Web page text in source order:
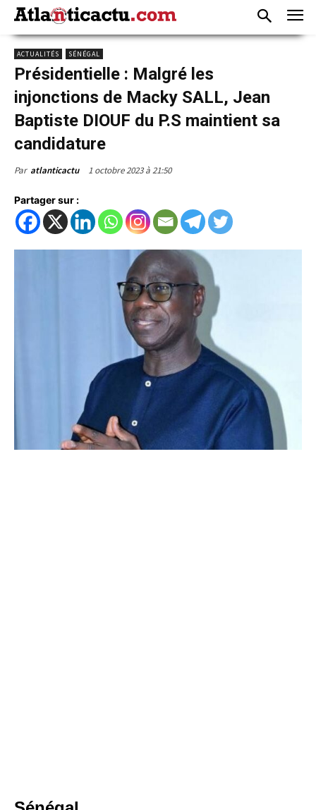
ACTUALITÉS SÉNÉGAL
Présidentielle : Malgré les
injonctions de Macky SALL, Jean
Baptiste DIOUF du P.S maintient sa
candidature
Par atlanticactu 1 octobre 2023 à 21:50
Partager sur :